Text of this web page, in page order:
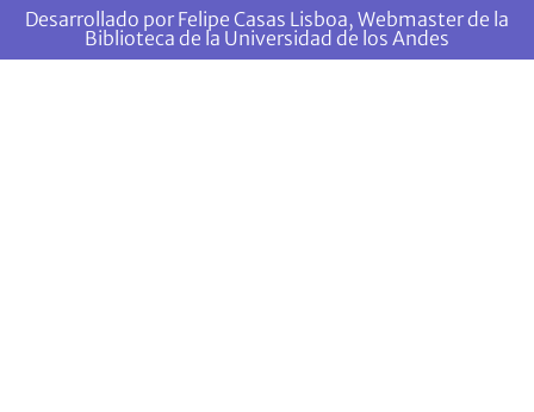
Desarrollado por Felipe Casas Lisboa, Webmaster de la
Biblioteca de la Universidad de los Andes